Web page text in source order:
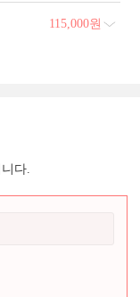
115,000원
다.